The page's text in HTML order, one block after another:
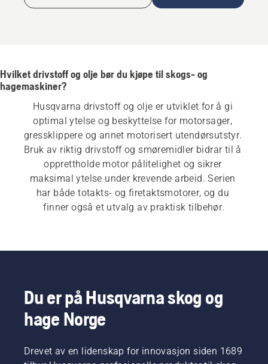
Hvilket drivstoff og olje bør du kjøpe til skogs- og
hagemaskiner?
Husqvarna drivstoff og olje er utviklet for å gi
optimal ytelse og beskyttelse for motorsager,
gressklippere og annet motorisert utendørsutstyr.
Bruk av riktig drivstoff og smøremidler bidrar til å
opprettholde motor pålitelighet og sikrer
maksimal ytelse under krevende arbeid. Serien
har både totakts- og firetaktsmotorer, og du
finner også et utvalg av praktisk tilbehør.
Du er på Husqvarna skog og
hage Norge
Drevet av en lidenskap for innovasjon siden 1689